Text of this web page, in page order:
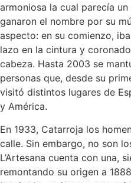
armoniosa la cual parecía
ganaron el nombre por su
aspecto: en su comienzo,
lazo en la cintura y
cabeza. Hasta 2003 se
personas que, desde su
visitó distintos lugares de
y América.
En 1933, Catarroja los
calle. Sin embargo, no son
L’Artesana cuenta con una,
remontando su origen a